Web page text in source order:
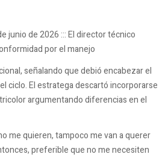
junio de 2026 ::: El director técnico
por el manejo
señalando que debió encabezar el
ciclo. El estratega descartó incorporarse
argumentando diferencias en el
me quieren, tampoco me van a querer
preferible que no me necesiten